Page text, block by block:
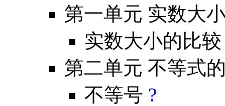
第一单元 实数大
实数大小的比
第二单元 不等式
不等号 ?